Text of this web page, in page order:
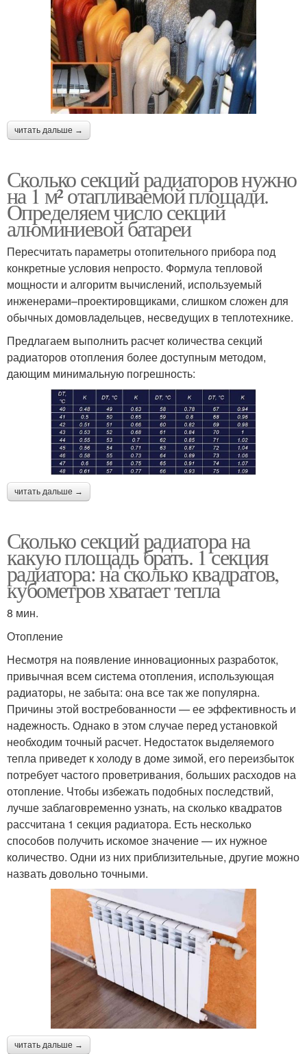
Чугунная батарея
Воды в стальном
радиаторе
читать дальше →
Сколько секций радиаторов нужно
на 1 м² отапливаемой площади.
Определяем число секций
алюминиевой батареи
Пересчитать параметры отопительного прибора под
конкретные условия непросто. Формула тепловой
мощности и алгоритм вычислений, используемый
инженерами–проектировщиками, слишком сложен для
обычных домовладельцев, несведущих в теплотехнике.
Предлагаем выполнить расчет количества секций
радиаторов отопления более доступным методом,
дающим минимальную погрешность:
читать дальше →
Сколько секций радиатора на
какую площадь брать. 1 секция
радиатора: на сколько квадратов,
кубометров хватает тепла
8 мин.
Отопление
Несмотря на появление инновационных разработок,
привычная всем система отопления, использующая
радиаторы, не забыта: она все так же популярна.
Причины этой востребованности — ее эффективность и
надежность. Однако в этом случае перед установкой
необходим точный расчет. Недостаток выделяемого
тепла приведет к холоду в доме зимой, его переизбыток
потребует частого проветривания, больших расходов на
отопление. Чтобы избежать подобных последствий,
лучше заблаговременно узнать, на сколько квадратов
рассчитана 1 секция радиатора. Есть несколько
способов получить искомое значение — их нужное
количество. Одни из них приблизительные, другие можно
назвать довольно точными.
читать дальше →